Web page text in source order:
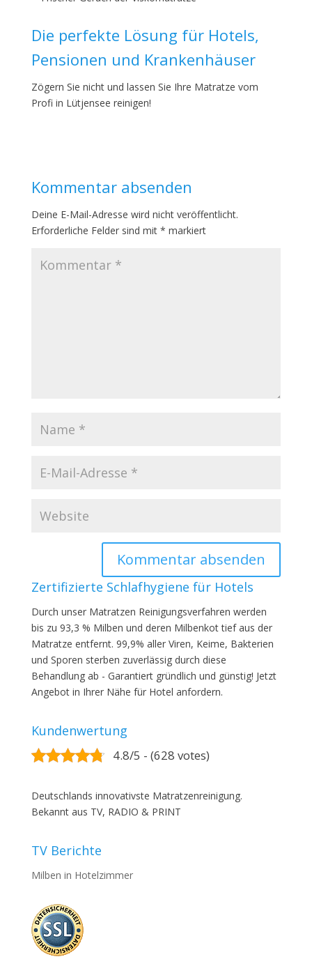
Die perfekte Lösung für Hotels,
Pensionen und Krankenhäuser
Zögern Sie nicht und lassen Sie Ihre Matratze vom
Profi in Lütjensee reinigen!
Kommentar absenden
Deine E-Mail-Adresse wird nicht veröffentlicht.
Erforderliche Felder sind mit * markiert
Zertifizierte Schlafhygiene für Hotels
Durch unser Matratzen Reinigungsverfahren werden
bis zu 93,3 % Milben und deren Milbenkot tief aus der
Matratze entfernt. 99,9% aller Viren, Keime, Bakterien
und Sporen sterben zuverlässig durch diese
Behandlung ab - Garantiert gründlich und günstig! Jetzt
Angebot in Ihrer Nähe für Hotel anfordern.
Kundenwertung
4.8/5 - (628 votes)
Deutschlands innovativste Matratzenreinigung.
Bekannt aus TV, RADIO & PRINT
TV Berichte
Milben in Hotelzimmer